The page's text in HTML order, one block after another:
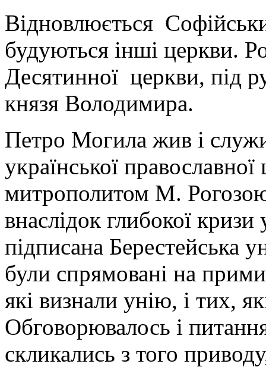
Відновлюється
будуються інші церкви.
Десятинної церкви, під
князя Володимира.
Петро Могила жив і
української
митрополитом М. Рогозою
внаслідок глибокої
підписана Берестейська
були спрямовані на
які визнали унію, і тих,
Обговорювалось і
скликались з того